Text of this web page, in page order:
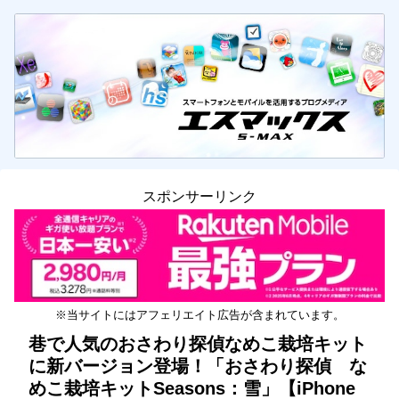
スポンサーリンク
※当サイトにはアフェリエイト広告が含まれています。
巷で人気のおさわり探偵なめこ栽培キット
に新バージョン登場！「おさわり探偵 な
めこ栽培キットSeasons：雪」【iPhone